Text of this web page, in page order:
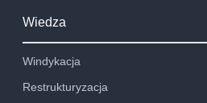
Wiedza
Windykacja
Restrukturyzacja